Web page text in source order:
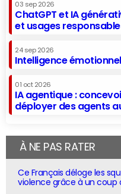
03 sep 2026
ChatGPT et IA
et usages
24 sep 2026
Intelligence
01 oct 2026
IA agentique :
déployer des agents
À NE PAS RATER
Ce Français déloge les
violence grâce à un coup